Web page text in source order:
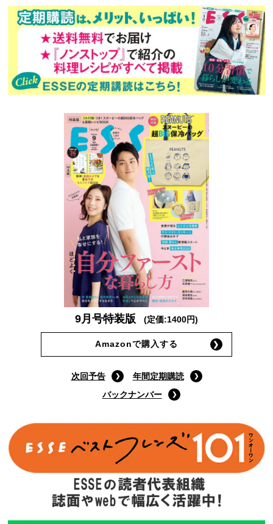
9月号特装版 (定価:1400円)
Amazonで購入する
次回予告
年間定期購読
バックナンバー